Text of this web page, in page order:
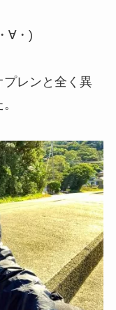
∀・)
プレンと全く異